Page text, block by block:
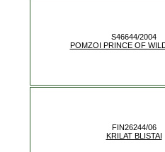
S46644/2004
POMZOI PRINCE OF
FIN26244/06
KRILAT BLISTAI